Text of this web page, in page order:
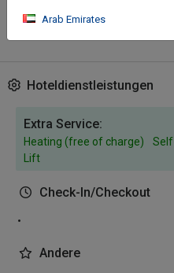
Hoteldienstleistungen
Extra Service:
Heating (free of charge)
Lift
Check-In/Checkout
Andere
Arab Emirates